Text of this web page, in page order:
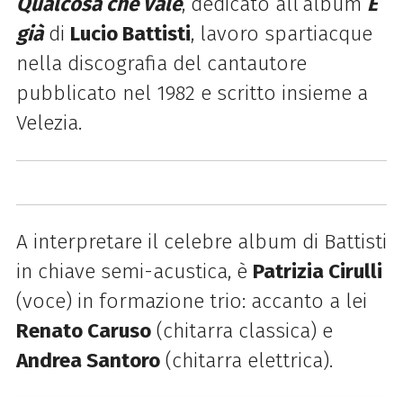
giàdi Lucio Battisti, lavoro spartiacque
nella discografia del cantautore
pubblicato nel 1982 e scritto insieme a
Velezia.
A interpretare il celebre album di Battisti
in chiave semi-acustica, è Patrizia Cirulli
(voce) in formazione trio: accanto a lei
Renato Caruso(chitarra classica) e
Andrea Santoro(chitarra elettrica).